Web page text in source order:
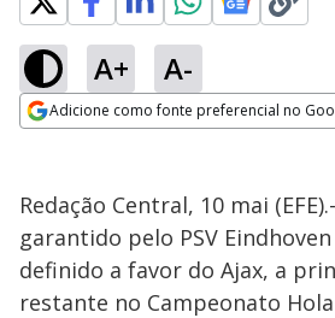
A+ A-
Adicione como fonte preferencial no
Redação Central, 10 mai
garantido pelo PSV
definido a favor do Ajax, a
restante no Campeonato